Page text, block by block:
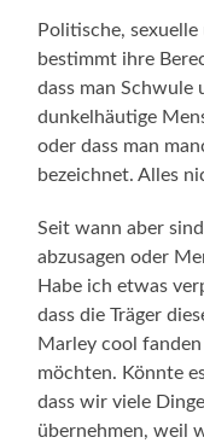
Politische,
bestimmt ihre
dass man Schwule
dunkelhäutige
oder dass man
bezeichnet. Alles
Seit wann aber
abzusagen oder
Habe ich etwas
dass die Träger
Marley cool
möchten. Könnte
dass wir viele
übernehmen, weil